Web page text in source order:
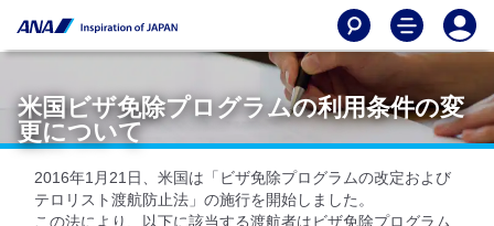
米国ビザ免除プログラムの利用条件の変
更について
2016年1月21日、米国は「ビザ免除プログラムの改定および
テロリスト渡航防止法」の施行を開始しました。
この法により、以下に該当する渡航者はビザ免除プログラム